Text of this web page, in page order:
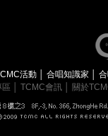
活動 合唱知識家
區
TCMC會訊 關於